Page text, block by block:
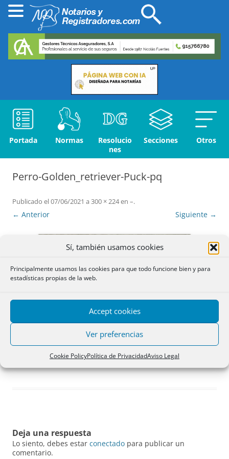
Sí, también usamos cookies
Principalmente usamos las cookies para que todo funcione bien y para
estadísticas propias de la web.
Accept cookies
Ver preferencias
Cookie PolicyPolítica de PrivacidadAviso Legal
Portada Normas
Resolucio
nes
Secciones Otros
Perro-Golden_retriever-Puck-pq
Publicado el07/06/2021 a 300 × 224en –.
← Anterior Siguiente →
Perro de raza golden retriever. Se llama Puck. Por Concepción Iborra Grau
Deja una respuesta
Lo siento, debes estar conectado para publicar un
comentario.